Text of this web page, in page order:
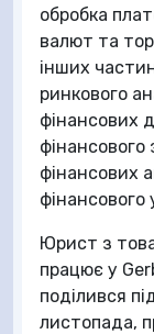
обробка
валют та
інших
ринкового
фінансових
фінансового
фінансових
фінансового
Юрист з
працює у
поділився
листопада,